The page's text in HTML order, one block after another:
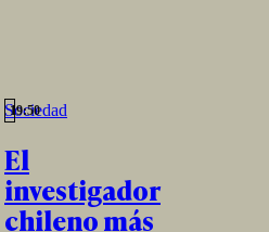
Sociedad
19:50
El
investigador
chileno más